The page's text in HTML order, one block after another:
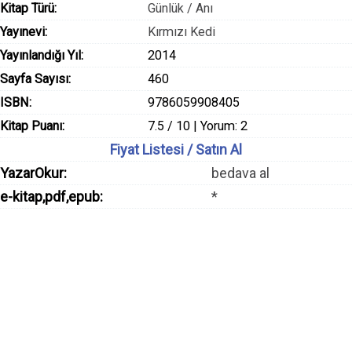
Kitap Türü:
Günlük / Anı
Yayınevi:
Kırmızı Kedi
Yayınlandığı Yıl:
2014
Sayfa Sayısı:
460
ISBN:
9786059908405
Kitap Puanı:
7.5 / 10 | Yorum: 2
Fiyat Listesi / Satın Al
YazarOkur:
bedava al
e-kitap,pdf,epub:
*